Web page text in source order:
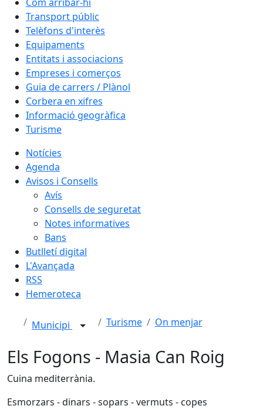
Transport públic
Telèfons d'interès
Equipaments
Entitats i associacions
Empreses i comerços
Guia de carrers / Plànol
Corbera en xifres
Informació geogràfica
Turisme
Notícies
Agenda
Avisos i Consells
Avís
Consells de seguretat
Notes informatives
Bans
Butlletí digital
L'Avançada
RSS
Hemeroteca
Municipi Turisme On menjar
Els Fogons - Masia Can Roig
Cuina mediterrània.
Esmorzars - dinars - sopars - vermuts - copes